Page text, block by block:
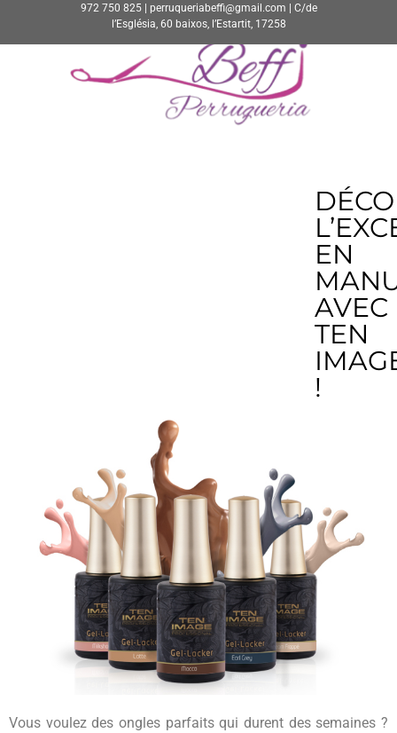
972 750 825 | perruqueriabeffi@gmail.com | C/de
l’Església, 60 baixos, l’Estartit, 17258
EN
AVEC
TEN
!
Vous voulez des ongles parfaits qui durent des semaines ?